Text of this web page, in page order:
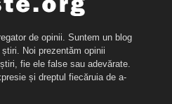
de opinii. Suntem un blog
Noi prezentăm opinii
fie ele false sau adevărate.
și dreptul fiecăruia de a-